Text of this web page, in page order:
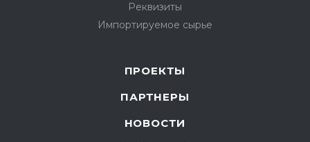
Реквизиты
Импортируемое сырье
ПРОЕКТЫ
ПАРТНЕРЫ
НОВОСТИ